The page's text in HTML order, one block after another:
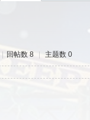
回帖数 8 主题数 0